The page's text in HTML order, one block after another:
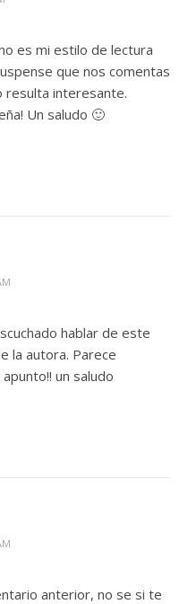
es mi estilo de lectura
que nos comentas
resulta interesante.
Un saludo 🙂
hablar de este
la autora. Parece
un saludo
anterior, no se si te